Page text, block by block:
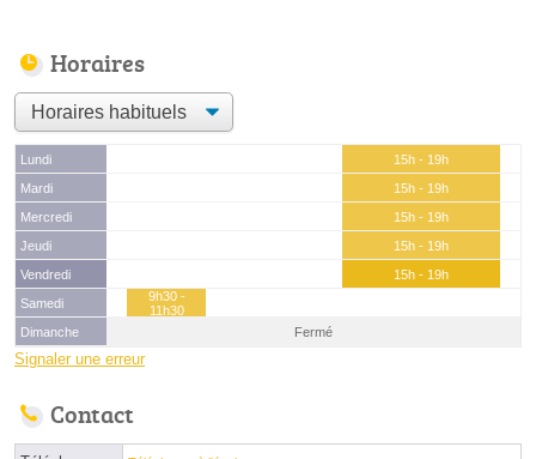
Horaires
Lundi
15h - 19h
Mardi
15h - 19h
Mercredi
15h - 19h
Jeudi
15h - 19h
Vendredi
15h - 19h
Samedi
9h30 -
11h30
Dimanche
Fermé
Signaler une erreur
Contact